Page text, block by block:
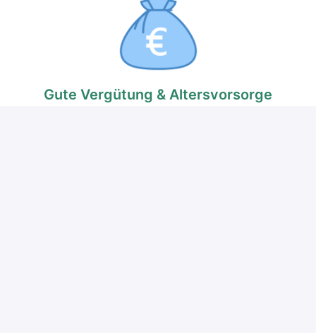
Gute Vergütung & Altersvorsorge